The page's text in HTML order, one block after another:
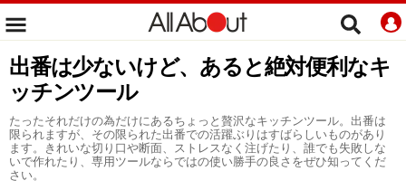
出番は少ないけど、あると絶対便利なキ
ッチンツール
たったそれだけの為だけにあるちょっと贅沢なキッチンツール。出番は
限られますが、その限られた出番での活躍ぶりはすばらしいものがあり
ます。きれいな切り口や断面、ストレスなく注げたり、誰でも失敗しな
いで作れたり、専用ツールならではの使い勝手の良さをぜひ知ってくだ
さい。